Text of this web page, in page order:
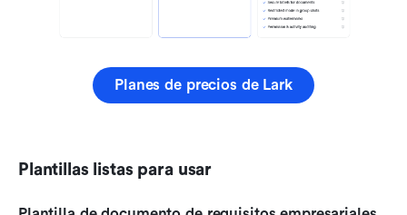
Planes de precios de Lark
Plantillas listas para usar